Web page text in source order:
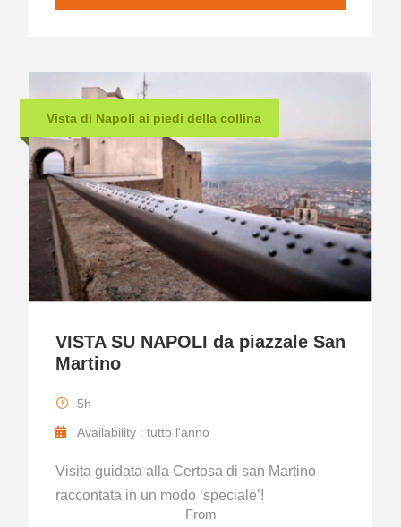
Vista di Napoli ai piedi della collina
VISTA SU NAPOLI da piazzale San
Martino
5h
Availability : tutto l'anno
Visita guidata alla Certosa di san Martino
raccontata in un modo ‘speciale’!
From